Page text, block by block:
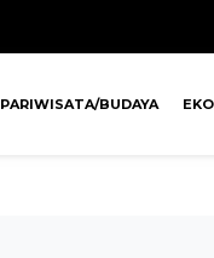
PARIWISATA/BUDAYA